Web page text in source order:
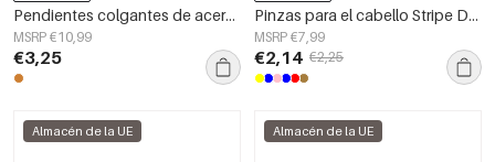
Pendientes colgantes de acero inoxidable con forma irregular, sencillos, de la serie Daily Simple, joyería para mujer.
MSRP €10,99
€3,25
Pinzas para el cabello Stripe Daily PVC Accesorios diarios
MSRP €7,99
€2,14 €2,25
Almacén de la UE Almacén de la UE